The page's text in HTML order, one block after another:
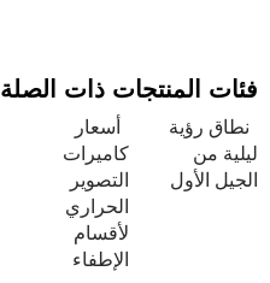
فئات المنتجات ذات الصلة
نطاق رؤية
ليلية من
الجيل الأول
أسعار
كاميرات
التصوير
الحراري
لأقسام
الإطفاء